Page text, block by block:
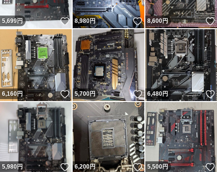
5,699円 いいね！
8,980円 いいね！
8,600円
6,160円 いいね！
5,700円 いいね！
6,480円
5,980円 いいね！
6,200円 いいね！
5,500円